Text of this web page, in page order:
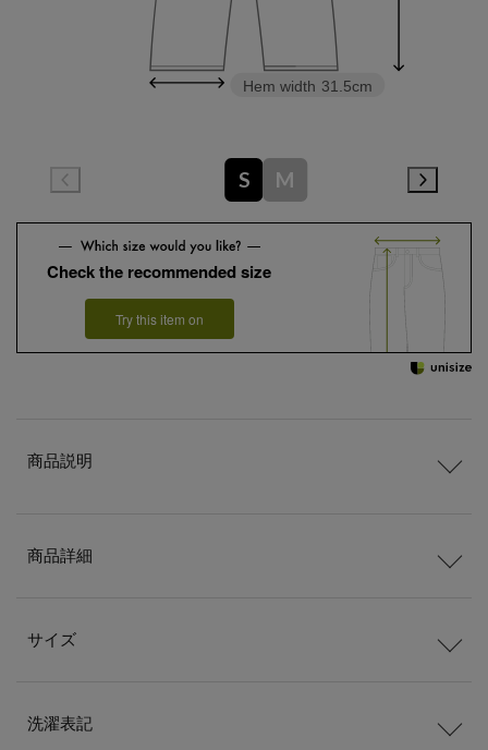
Hem width 31.5cm
S M
Check the recommended size
Try this item on
商品説明
商品詳細
サイズ
洗濯表記